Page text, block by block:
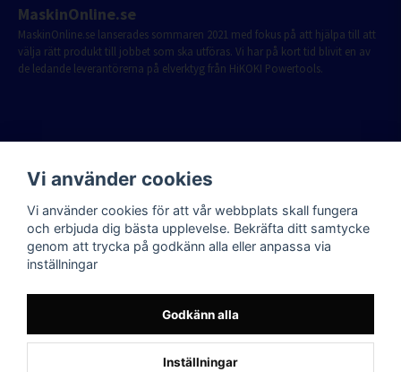
MaskinOnline.se
MaskinOnline.se lanserades sommaren 2021 med fokus på att hjälpa till att
välja rätt produkt till jobbet som ska utföras. Vi har på kort tid blivit en av
de ledande leverantörerna på elverktyg från HiKOKI Powertools.
Vi använder cookies
Vi använder cookies för att vår webbplats skall fungera
och erbjuda dig bästa upplevelse. Bekräfta ditt samtycke
genom att trycka på godkänn alla eller anpassa via
inställningar
Godkänn alla
Inställningar